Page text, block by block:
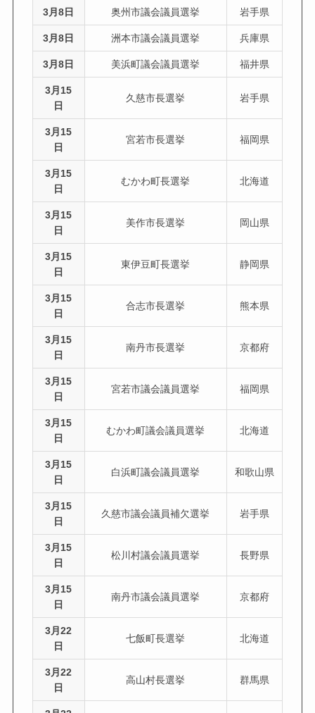
3月8日 奥州市議会議員選挙 岩手県
3月8日 洲本市議会議員選挙 兵庫県
3月8日 美浜町議会議員選挙 福井県
3月15
日
久慈市長選挙 岩手県
3月15
日
宮若市長選挙 福岡県
3月15
日
むかわ町長選挙 北海道
3月15
日
美作市長選挙 岡山県
3月15
日
東伊豆町長選挙 静岡県
3月15
日
合志市長選挙 熊本県
3月15
日
南丹市長選挙 京都府
3月15
日
宮若市議会議員選挙 福岡県
3月15
日
むかわ町議会議員選挙 北海道
3月15
日
白浜町議会議員選挙 和歌山県
3月15
日
久慈市議会議員補欠選挙 岩手県
3月15
日
松川村議会議員選挙 長野県
3月15
日
南丹市議会議員選挙 京都府
3月22
日
七飯町長選挙 北海道
3月22
日
高山村長選挙 群馬県